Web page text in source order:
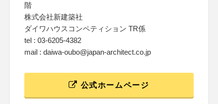
階
株式会社新建築社
ダイワハウスコンペティション TR係
tel : 03-6205-4382
mail : daiwa-oubo@japan-architect.co.jp
公式ホームページ